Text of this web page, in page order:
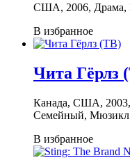
США, 2006, Драма,
В избранное
Чита Гёрлз
Канада, США,
Семейный, Мюзикл
В избранное